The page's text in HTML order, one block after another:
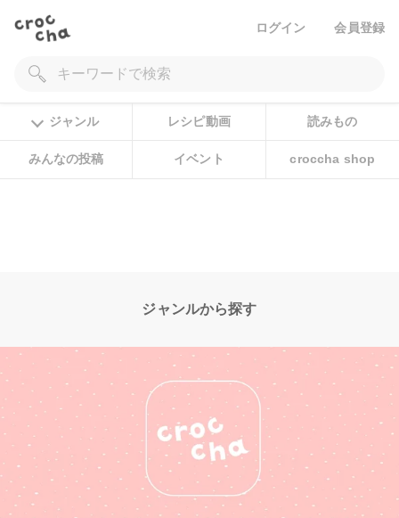
ログイン 会員登録
ジャンル レシピ動画 読みもの
みんなの投稿 イベント croccha shop
ジャンルから探す